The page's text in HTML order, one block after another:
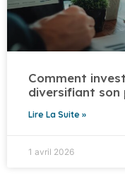
Comment
diversifiant son
Lire La Suite »
1 avril 2026